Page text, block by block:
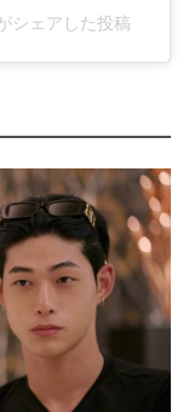
シェアした投稿